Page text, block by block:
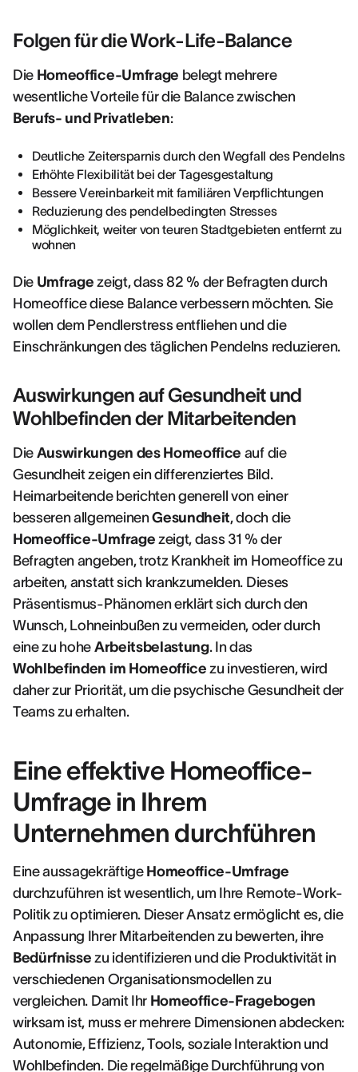
Folgen für die Work-Life-Balance
Die Homeoffice-Umfrage belegt mehrere
wesentliche Vorteile für die Balance zwischen
Berufs- und Privatleben:
Deutliche Zeitersparnis durch den Wegfall des Pendelns
Erhöhte Flexibilität bei der Tagesgestaltung
Bessere Vereinbarkeit mit familiären Verpflichtungen
Reduzierung des pendelbedingten Stresses
Möglichkeit, weiter von teuren Stadtgebieten entfernt zu
wohnen
Die Umfrage zeigt, dass 82 % der Befragten durch
Homeoffice diese Balance verbessern möchten. Sie
wollen dem Pendlerstress entfliehen und die
Einschränkungen des täglichen Pendelns reduzieren.
Auswirkungen auf Gesundheit und
Wohlbefinden der Mitarbeitenden
Die Auswirkungen des Homeoffice auf die
Gesundheit zeigen ein differenziertes Bild.
Heimarbeitende berichten generell von einer
besseren allgemeinenGesundheit, doch die
Homeoffice-Umfrage zeigt, dass 31 % der
Befragten angeben, trotz Krankheit im Homeoffice zu
arbeiten, anstatt sich krankzumelden. Dieses
Präsentismus-Phänomen erklärt sich durch den
Wunsch, Lohneinbußen zu vermeiden, oder durch
eine zu hohe Arbeitsbelastung. In das
Wohlbefinden im Homeoffice zu investieren, wird
daher zur Priorität, um die psychische Gesundheit der
Teams zu erhalten.
Eine effektive Homeoffice-
Umfrage in Ihrem
Unternehmen durchführen
Eine aussagekräftige Homeoffice-Umfrage
durchzuführen ist wesentlich, um Ihre Remote-Work-
Politik zu optimieren. Dieser Ansatz ermöglicht es, die
Anpassung Ihrer Mitarbeitenden zu bewerten, ihre
Bedürfnisse zu identifizieren und die Produktivität in
verschiedenen Organisationsmodellen zu
vergleichen. Damit Ihr Homeoffice-Fragebogen
wirksam ist, muss er mehrere Dimensionen abdecken:
Autonomie, Effizienz, Tools, soziale Interaktion und
Wohlbefinden. Die regelmäßige Durchführung von